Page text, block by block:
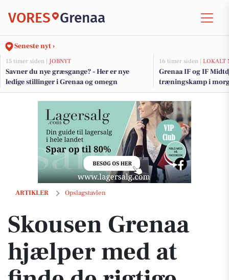
VORES Grenaa
Seneste nyt ›
15 timer siden | JOBNYT
Savner du nye græsgange? - Her er nye
ledige stillinger i Grenaa og omegn
16 timer siden | LOKALT
Grenaa IF og IF
træningskamp i
ARTIKLER Opslagstavlen
Skousen Grenaa hjælper med at finde de rigtige støvsugerposer
Skousen Grenaa
hjælper med at